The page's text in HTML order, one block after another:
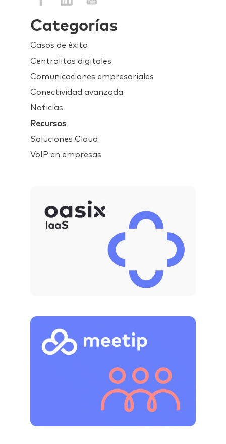
Categorías
Casos de éxito
Centralitas digitales
Comunicaciones empresariales
Conectividad avanzada
Noticias
Recursos
Soluciones Cloud
VoIP en empresas